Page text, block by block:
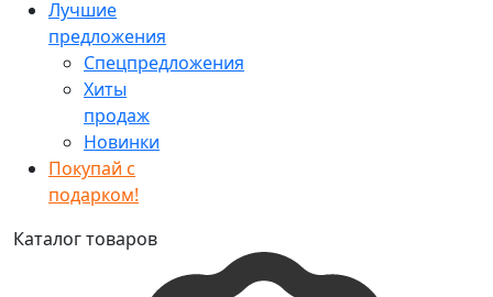
Лучшие
предложения
Спецпредложения
Хиты
продаж
Новинки
Покупай с
подарком!
Каталог товаров